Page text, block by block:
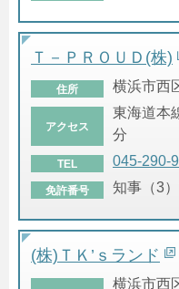
Ｔ－ＰＲＯＵＤ(株)
住所 横浜市西
アクセス
東海道本
分
TEL 045-290-
免許番号 知事（3
(株)ＴＫ’ｓランド
横浜市西